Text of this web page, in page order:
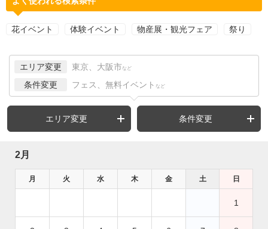
花イベント 体験イベント 物産展・観光フェア 祭り
エリア変更 東京、大阪市 など
条件変更 フェス、無料イベント など
エリア変更 条件変更
2月
月 火 水 木 金 土 日
1